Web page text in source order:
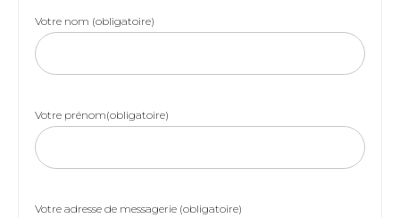
Votre nom (obligatoire)
Votre prénom(obligatoire)
Votre adresse de messagerie (obligatoire)